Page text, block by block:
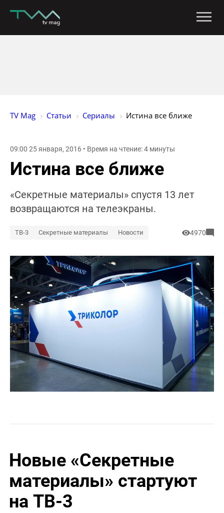
TV Mag Статьи Сериалы Истина все ближе
09:00 25 января, 2016 • Время на чтение: 4 минуты
Истина все ближе
«Секретные материалы» спустя 13 лет
возвращаются на телеэкраны.
ТВ-3 Секретные материалы Новости 4970
Новые «Секретные
материалы» стартуют
на ТВ-3